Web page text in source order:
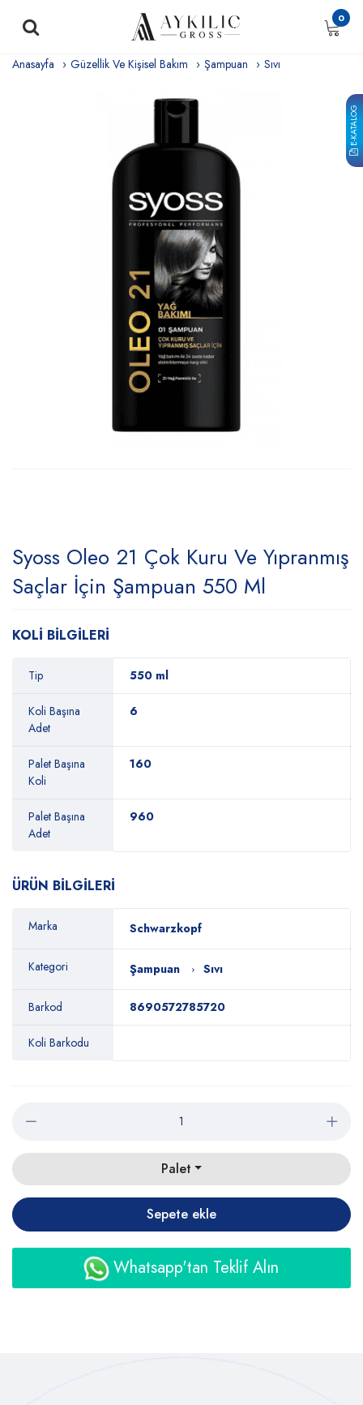
E-KATALOG
0
Anasayfa Güzellik Ve Kişisel Bakım Şampuan Sıvı
Syoss Oleo 21 Çok Kuru Ve Yıpranmış
Saçlar İçin Şampuan 550 Ml
KOLİ BİLGİLERİ
Tip 550 ml
Koli Başına
Adet
6
Palet Başına
Koli
160
Palet Başına
Adet
960
ÜRÜN BİLGİLERİ
Marka Schwarzkopf
Kategori Şampuan Sıvı
Barkod 8690572785720
Koli Barkodu
Palet
Sepete ekle
Whatsapp'tan Teklif Alın